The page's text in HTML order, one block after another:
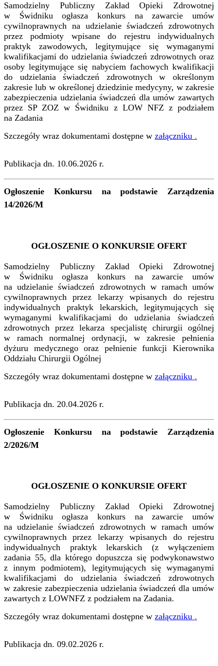
Samodzielny Publiczny Zakład Opieki Zdrowotnej
w Świdniku ogłasza konkurs na zawarcie umów
cywilnoprawnych na udzielanie świadczeń zdrowotnych
przez podmioty wpisane do rejestru indywidualnych
praktyk zawodowych, legitymujące się wymaganymi
kwalifikacjami do udzielania świadczeń zdrowotnych oraz
osoby legitymujące się nabyciem fachowych kwalifikacji
do udzielania świadczeń zdrowotnych w określonym
zakresie lub w określonej dziedzinie medycyny, w zakresie
zabezpieczenia udzielania świadczeń dla umów zawartych
przez SP ZOZ w Świdniku z LOW NFZ z podziałem
na Zadania
Szczegóły wraz dokumentami dostępne w załączniku .
Publikacja dn. 10.06.2026 r.
Ogłoszenie Konkursu na podstawie Zarządzenia
14/2026/M
OGŁOSZENIE O KONKURSIE OFERT
Samodzielny Publiczny Zakład Opieki Zdrowotnej
w Świdniku ogłasza konkurs na zawarcie umów
na udzielanie świadczeń zdrowotnych w ramach umów
cywilnoprawnych przez lekarzy wpisanych do rejestru
indywidualnych praktyk lekarskich, legitymujących się
wymaganymi kwalifikacjami do udzielania świadczeń
zdrowotnych przez lekarza specjalistę chirurgii ogólnej
w ramach normalnej ordynacji, w zakresie pełnienia
dyżuru medycznego oraz pełnienie funkcji Kierownika
Oddziału Chirurgii Ogólnej
Szczegóły wraz dokumentami dostępne w załączniku .
Publikacja dn. 20.04.2026 r.
Ogłoszenie Konkursu na podstawie Zarządzenia
2/2026/M
OGŁOSZENIE O KONKURSIE OFERT
Samodzielny Publiczny Zakład Opieki Zdrowotnej
w Świdniku ogłasza konkurs na zawarcie umów
na udzielanie świadczeń zdrowotnych w ramach umów
cywilnoprawnych przez lekarzy wpisanych do rejestru
indywidualnych praktyk lekarskich (z wyłączeniem
zadania 55, dla którego dopuszcza się podwykonawstwo
z innym podmiotem), legitymujących się wymaganymi
kwalifikacjami do udzielania świadczeń zdrowotnych
w zakresie zabezpieczenia udzielania świadczeń dla umów
zawartych z LOWNFZ z podziałem na Zadania.
Szczegóły wraz dokumentami dostępne w załączniku .
Publikacja dn. 09.02.2026 r.